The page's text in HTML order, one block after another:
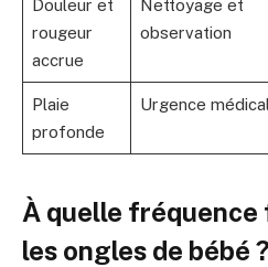
Douleur et
rougeur
accrue
Nettoyage et
observation
Plaie
profonde
Urgence
À quelle
les ongles de bébé